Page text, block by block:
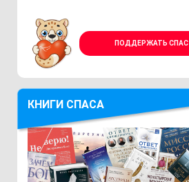
ПОДДЕРЖАТЬ СПАС
КНИГИ СПАСА